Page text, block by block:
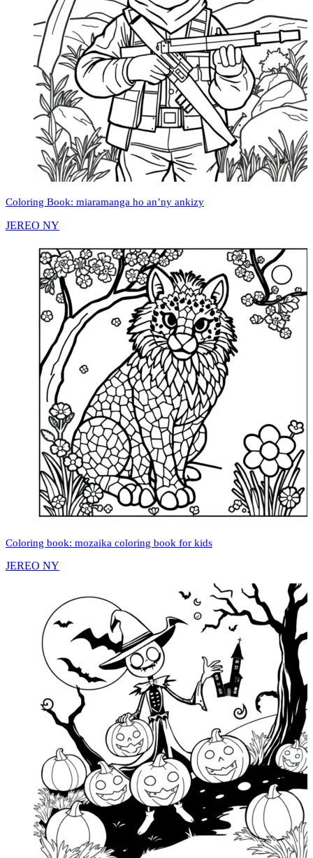
Coloring Book: miaramanga ho an’ny ankizy
JEREO NY
Coloring book: mozaika coloring book for kids
JEREO NY